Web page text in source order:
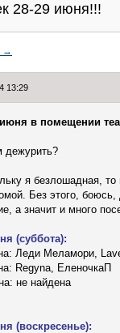
28-29 июня!!!
→
13:29
в помещении
дежурить?
я безлошадная,
Без этого,
а значит и много
(суббота):
Леди Меламори,
Regyna, ЕленочкаП
не найдена
(воскресенье):